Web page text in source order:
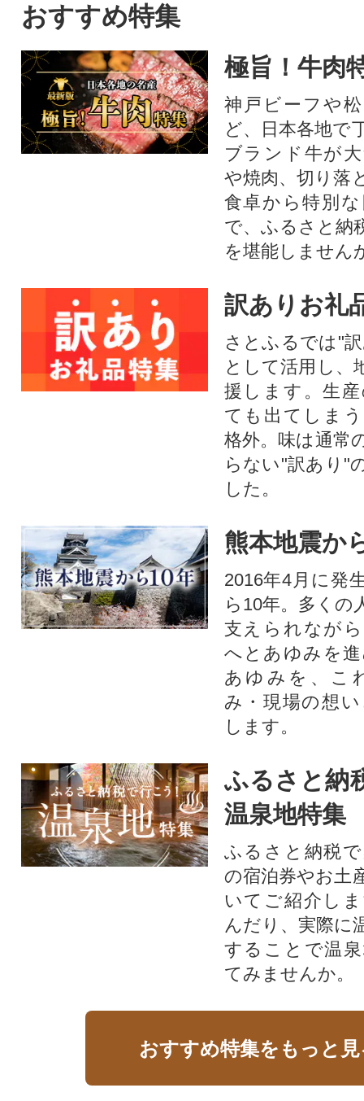
おすすめ特集
極旨！牛肉
神戸ビーフや
ど、日本各地で
ブランド牛が
や焼肉、切り落
食卓から特別
で、ふるさと納
を堪能しません
訳ありお礼
さとふるでは"
として活用し、
援します。⽣
ても出てしま
格外。味は通常
らない"訳あり"
した。
熊本地震か
2016年4月に発
ら10年。多くの
支えられなが
へとあゆみを
あゆみを、こ
み・現場の想
します。
ふるさと納
温泉地特集
ふるさと納税
の宿泊券やお土
いてご紹介し
んだり、実際に
することで温
てみませんか。
おすすめ特集をもっと